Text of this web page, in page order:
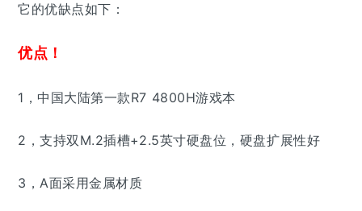
它的优缺点如下：
优点！
1，中国大陆第一款R7 4800H游戏本
2，支持双M.2插槽+2.5英寸硬盘位，硬盘扩展性好
3，A面采用金属材质